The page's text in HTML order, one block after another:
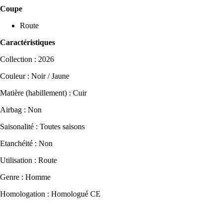
Coupe
Route
Caractéristiques
Collection : 2026
Couleur : Noir / Jaune
Matière (habillement) : Cuir
Airbag : Non
Saisonalité : Toutes saisons
Etanchéité : Non
Utilisation : Route
Genre : Homme
Homologation : Homologué CE